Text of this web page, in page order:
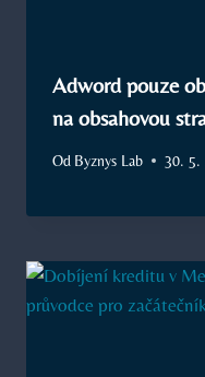
Adword pouze
na obsahovou
Od Byznys Lab 30. 5.